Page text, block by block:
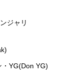
ジャリ
YG(Don YG)